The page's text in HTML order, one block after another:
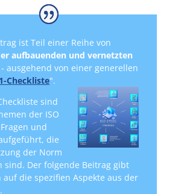
ist Teil einer Reihe von
aufbauenden und vernetzten
- ausgehend von einer generellen
Checkliste".
sind
der ISO
und
die
der Norm
sind. Der folgende Beitrag gibt
auf die spezifien Aspekte aus der